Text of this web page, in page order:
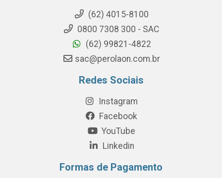
(62) 4015-8100
0800 7308 300 - SAC
(62) 99821-4822
sac@perolaon.com.br
Redes Sociais
Instagram
Facebook
YouTube
Linkedin
Formas de Pagamento